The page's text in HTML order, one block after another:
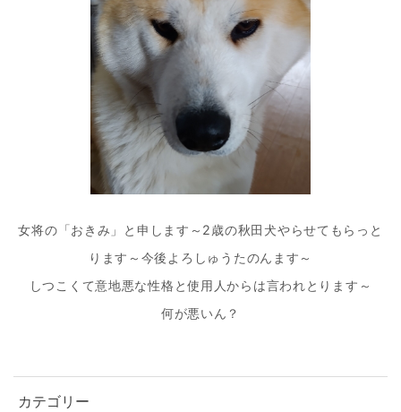
女将の「おきみ」と申します～2歳の秋田犬やらせてもらっと
ります～今後よろしゅうたのんます～
しつこくて意地悪な性格と使用人からは言われとります～
何が悪いん？
カテゴリー